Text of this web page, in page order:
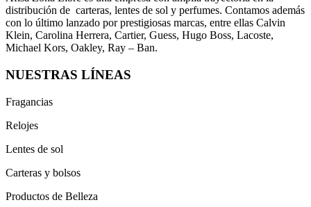
distribución de carteras, lentes de sol y perfumes. Contamos además
con lo último lanzado por prestigiosas marcas, entre ellas Calvin
Klein, Carolina Herrera, Cartier, Guess, Hugo Boss, Lacoste,
Michael Kors, Oakley, Ray – Ban.
NUESTRAS LÍNEAS
Fragancias
Relojes
Lentes de sol
Carteras y bolsos
Productos de Belleza